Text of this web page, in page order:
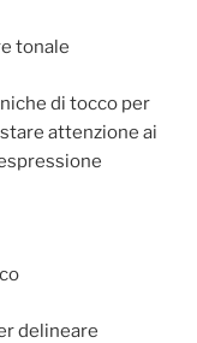
tonale
di tocco per
attenzione ai
delineare